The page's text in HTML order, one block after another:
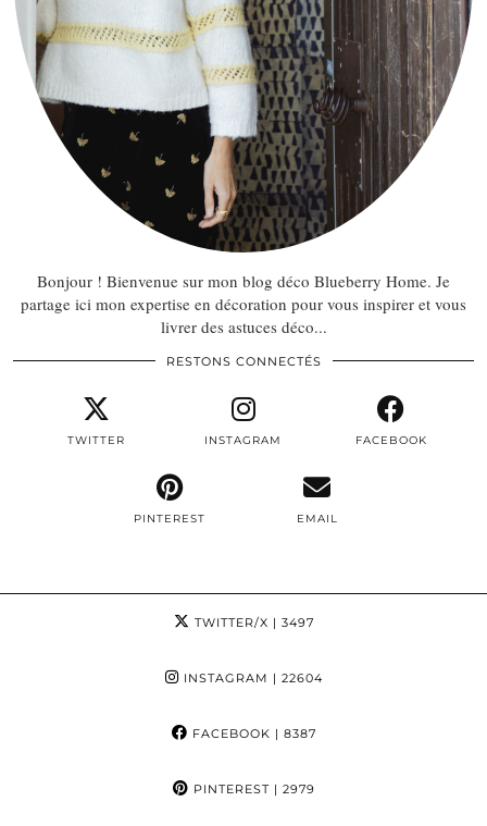
Bonjour ! Bienvenue sur mon blog déco Blueberry Home. Je
partage ici mon expertise en décoration pour vous inspirer et vous
livrer des astuces déco...
RESTONS CONNECTÉS
TWITTER INSTAGRAM FACEBOOK
PINTEREST EMAIL
TWITTER/X | 3497
INSTAGRAM | 22604
FACEBOOK | 8387
PINTEREST| 2979